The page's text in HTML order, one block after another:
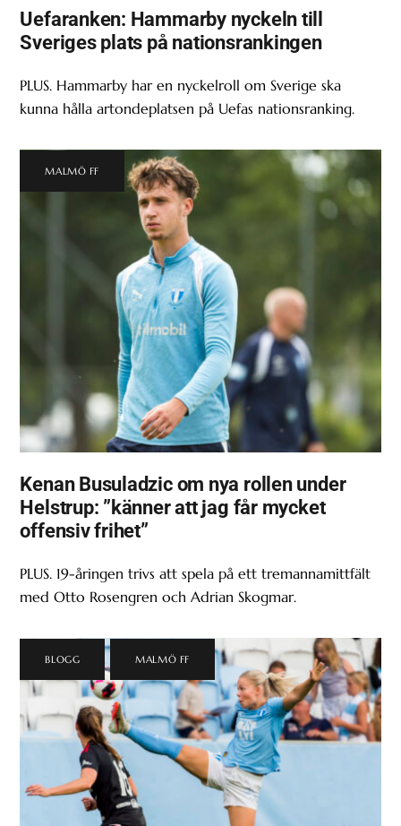
Uefaranken: Hammarby nyckeln till
Sveriges plats på nationsrankingen
PLUS. Hammarby har en nyckelroll om Sverige ska
kunna hålla artondeplatsen på Uefas nationsranking.
MALMÖ FF
Kenan Busuladzic om nya rollen under
Helstrup: ”känner att jag får mycket
offensiv frihet”
PLUS. 19-åringen trivs att spela på ett tremannamittfält
med Otto Rosengren och Adrian Skogmar.
BLOGG MALMÖ FF